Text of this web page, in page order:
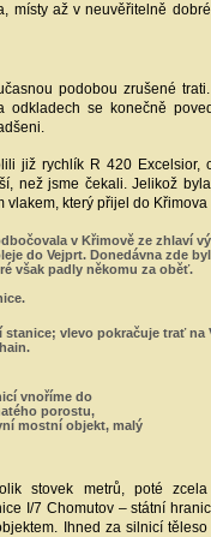
místy až v neuvěřitelně
podobou zrušené
odkladech se konečně
již rychlík R 420 Excelsior,
než jsme čekali. Jelikož
který přijel do Křimova
v Křimově ze zhlaví
do Vejprt. Donedávna zde
však padly někomu za oběť.
vlevo pokračuje trať na
vnoříme do
porostu,
mostní objekt, malý
stovek metrů, poté
I/7 Chomutov – státní
Ihned za silnicí